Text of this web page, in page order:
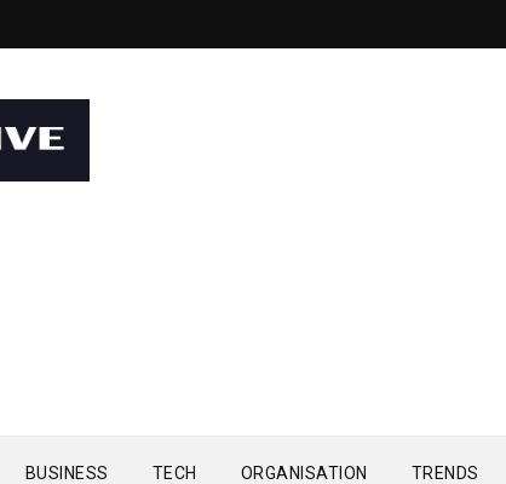
BUSINESS TECH ORGANISATION TRENDS